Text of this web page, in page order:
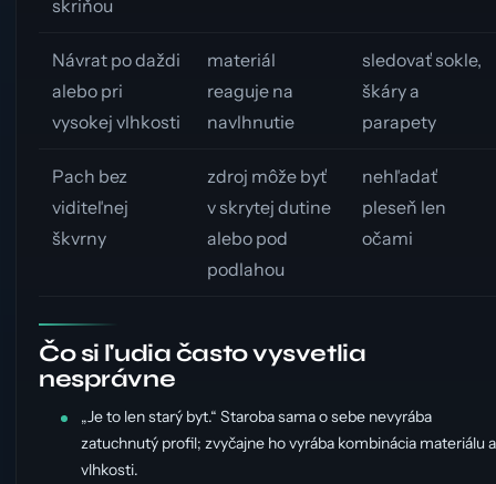
skriňou
Návrat po daždi
alebo pri
vysokej vlhkosti
materiál
reaguje na
navlhnutie
sledovať sokle,
škáry a
parapety
Pach bez
viditeľnej
škvrny
zdroj môže byť
v skrytej dutine
alebo pod
podlahou
nehľadať
pleseň len
očami
Čo si ľudia často vysvetlia
nesprávne
„Je to len starý byt.“ Staroba sama o sebe nevyrába
zatuchnutý profil; zvyčajne ho vyrába kombinácia materiálu a
vlhkosti.